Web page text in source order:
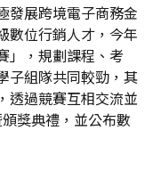
發展跨境電子商務金
數位行銷人才，今年
」，規劃課程、考
子組隊共同較勁，其
透過競賽互相交流並
獎典禮，並公布數